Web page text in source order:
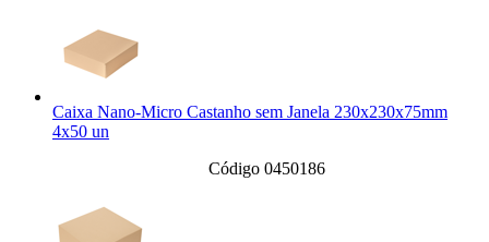
Caixa Nano-Micro Castanho sem Janela 230x230x75mm
4x50 un
Código 0450186